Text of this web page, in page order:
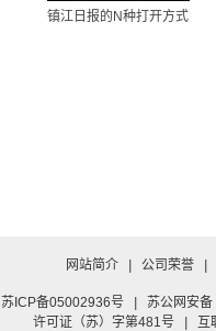
镇江日报的N种打开方式
网站简介 | 公司荣誉 |
苏ICP备05002936号 | 苏公网安
许可证（苏）字第481号
| 互